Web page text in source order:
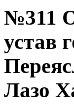
№311
устав
Лазо